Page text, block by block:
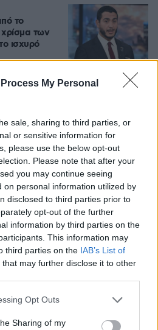
My Personal
sale, sharing to third parties, or
or sensitive information for
please use the below opt-out
Please note that after your
you may continue seeing
on personal information utilized by
disclosed to third parties prior to
opt-out of the further
information by third parties on the
This information may
third parties on the IAB’s List of
that may further disclose it to other
app uses one or more Google
behaviour. You may click to
Opt Outs
Sharing of my
το
χρίσμα των
ισχυρό
sold out
86
100.00%
μου σε
έναν
δολοφονία
1-1: Στη